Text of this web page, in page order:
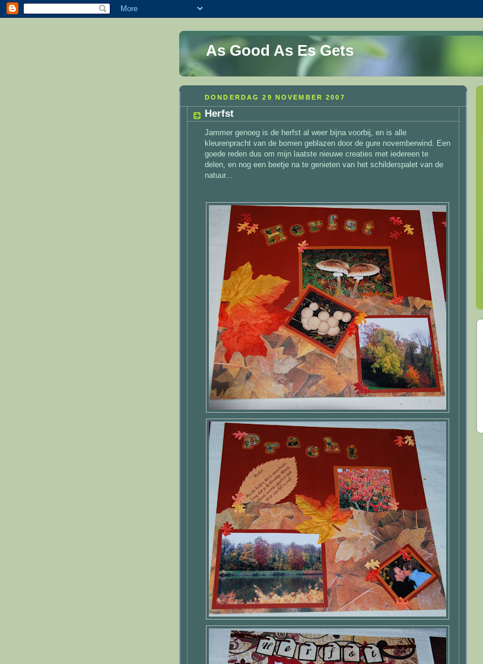
As Good As Es Gets
DONDERDAG 29 NOVEMBER 2007
Herfst
Jammer genoeg is de herfst al weer bijna voorbij, en is alle
kleurenpracht van de bomen geblazen door de gure novemberwind. Een
goede reden dus om mijn laatste nieuwe creaties met iedereen te
delen, en nog een beetje na te genieten van het schilderspalet van de
natuur...